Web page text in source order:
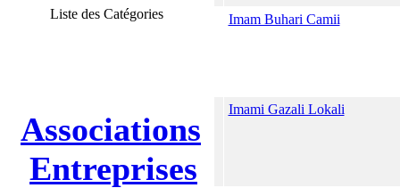
Liste des Catégories
Associations
Entreprises
Imam Buhari Camii
Imami Gazali Lokali